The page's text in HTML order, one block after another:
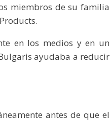
miembros de su familia
en los medios y en un
ayudaba a reducir
antes de que el